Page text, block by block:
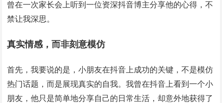
曾在一次家长会上听到一位资深抖音博主分享他的心得，不
禁让我深思。
真实情感，而非刻意模仿
首先，我要说的是，小朋友在抖音上成功的关键，不是模仿
热门话题，而是展现真实的自我。我曾在抖音上看到一个小
朋友，他只是简单地分享自己的日常生活，却意外地获得了